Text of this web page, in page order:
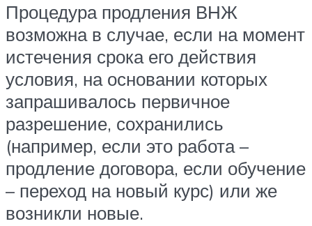
Процедура продления ВНЖ
возможна в случае, если на момент
истечения срока его действия
условия, на основании которых
запрашивалось первичное
разрешение, сохранились
(например, если это работа –
продление договора, если обучение
– переход на новый курс) или же
возникли новые.